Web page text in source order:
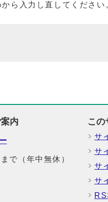
ら入力し直してください
内
で（年中無休）
この
サ
サ
サ
サ